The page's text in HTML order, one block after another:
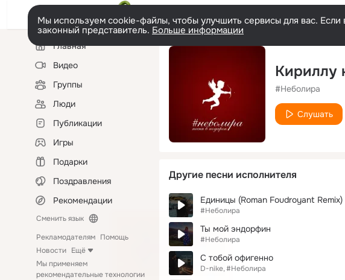
Мы используем cookie-файлы, чтобы улучшить сервисы для вас.
законный представитель. Больше информации
Левая
колонкаГлавная
Видео
Группы
Люди
Публикации
Игры
Подарки
Поздравления
Рекомендации
Сменить язык
Рекламодателям Помощь
Новости Ещё
Мы применяем
рекомендательные технологии
Кириллу
#Неболира
Слушать
Другие песни исполнителя
Единицы (Roman Foudroyant Remix)
#Неболира
Ты мой эндорфин
#Неболира
С тобой офигенно
D-nike #Неболира